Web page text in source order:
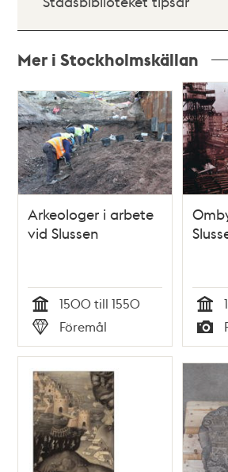
Mer i Stockholmskällan
Relaterade
poster
och
teman
Arkeologer i arbete
vid Slussen
Tid
1500 till 1550
Typ
Föremål Tid
Typ